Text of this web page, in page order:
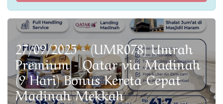
27/09/2025 - (UMR078) Umrah
Premium - Qatar via Madinah
(9 Hari) Bonus Kereta Cepat
Madinah Mekkah